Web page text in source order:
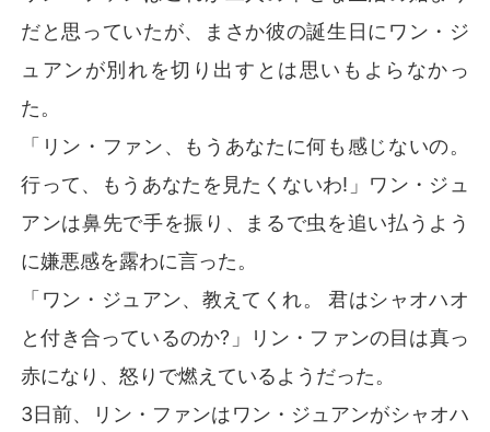
だと思っていたが、まさか彼の誕生日にワン・ジ
ュアンが別れを切り出すとは思いもよらなかっ
た。
「リン・ファン、もうあなたに何も感じないの。
行って、もうあなたを見たくないわ!」ワン・ジュ
アンは鼻先で手を振り、まるで虫を追い払うよう
に嫌悪感を露わに言った。
「ワン・ジュアン、教えてくれ。 君はシャオハオ
と付き合っているのか?」リン・ファンの目は真っ
赤になり、怒りで燃えているようだった。
3日前、リン・ファンはワン・ジュアンがシャオハ